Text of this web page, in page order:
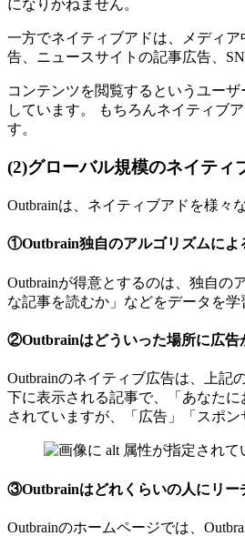
になりかねません。
一方でネイティブアドは、メディ
告、ニュースサイトの記事広告、
コンテンツを閲覧するというユー
しています。 もちろんネイティブ
す。
(2)グローバル規模のネイティ
Outbrainは、ネイティブアドを様々
①Outbrain独自のアルゴリズムによ
Outbrainが得意とするのは、独自の
な記事を読むか」などをデータを
②Outbrainはどういった場所に広告
Outbrainのネイティブ広告は、上記
下に表示される記事で、「あなた
されていますが、「広告」「スポ
③Outbrainはどれくらいの人にリー
Outbrainのホームページでは、